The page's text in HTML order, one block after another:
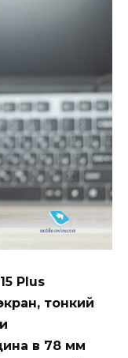
Plus
тонкий
в 78 мм